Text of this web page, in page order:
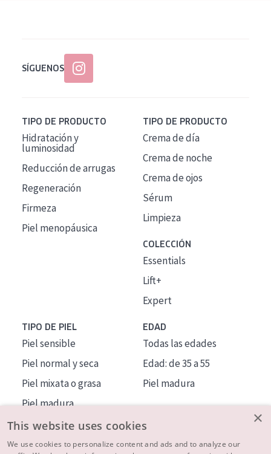
SÍGUENOS
TIPO DE PRODUCTO
Hidratación y
luminosidad
Reducción de arrugas
Regeneración
Firmeza
Piel menopáusica
TIPO DE PRODUCTO
Crema de día
Crema de noche
Crema de ojos
Sérum
Limpieza
COLECCIÓN
Essentials
Lift+
Expert
TIPO DE PIEL
Piel sensible
Piel normal y seca
Piel mixata o grasa
Piel madura
Piel expuesta al sol
Piel menopáusica
EDAD
Todas las edades
Edad: de 35 a 55
Piel madura
×
This website uses cookies
We use cookies to personalize content and ads and to analyze our